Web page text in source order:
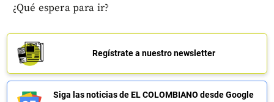
¿Qué espera para ir?
Regístrate a nuestro newsletter
Siga las noticias de EL COLOMBIANO desde Google